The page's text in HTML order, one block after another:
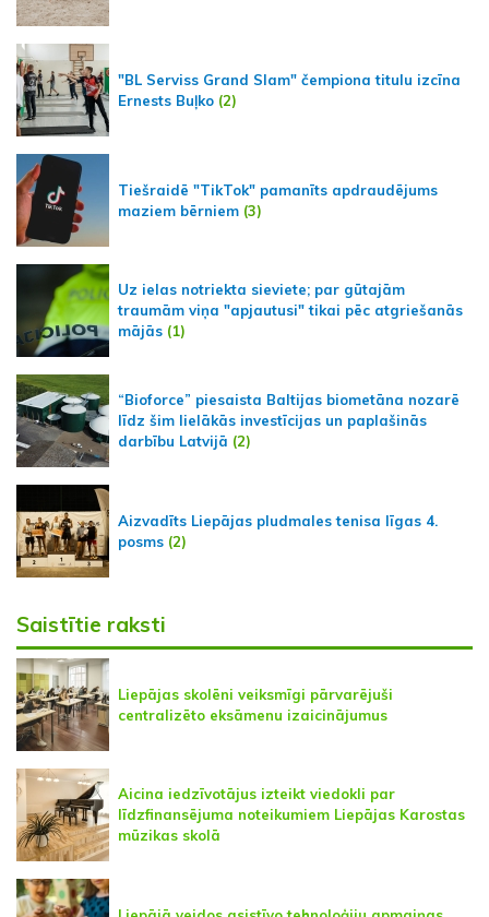
"BL Serviss Grand Slam" čempiona titulu izcīna
Ernests Buļko (2)
Tiešraidē "TikTok" pamanīts apdraudējums
maziem bērniem (3)
Uz ielas notriekta sieviete; par gūtajām
traumām viņa "apjautusi" tikai pēc atgriešanās
mājās (1)
“Bioforce” piesaista Baltijas biometāna nozarē
līdz šim lielākās investīcijas un paplašinās
darbību Latvijā (2)
Aizvadīts Liepājas pludmales tenisa līgas 4.
posms (2)
Saistītie raksti
Liepājas skolēni veiksmīgi pārvarējuši
centralizēto eksāmenu izaicinājumus
Aicina iedzīvotājus izteikt viedokli par
līdzfinansējuma noteikumiem Liepājas Karostas
mūzikas skolā